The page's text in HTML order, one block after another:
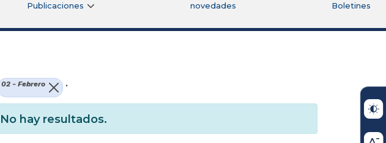
Publicaciones novedades Boletines
02 - Febrero .
No hay resultados.